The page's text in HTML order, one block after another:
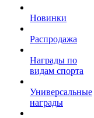
Новинки
Распродажа
Награды по
видам спорта
Универсальные
награды